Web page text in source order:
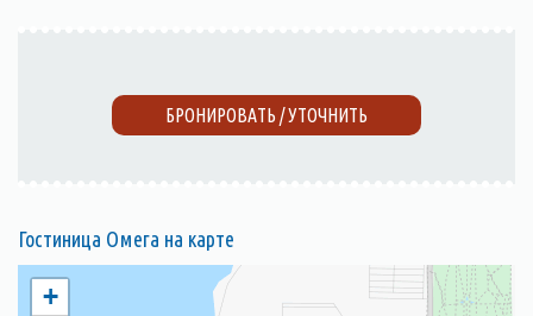
БРОНИРОВАТЬ / УТОЧНИТЬ
Гостиница Омега на карте
+